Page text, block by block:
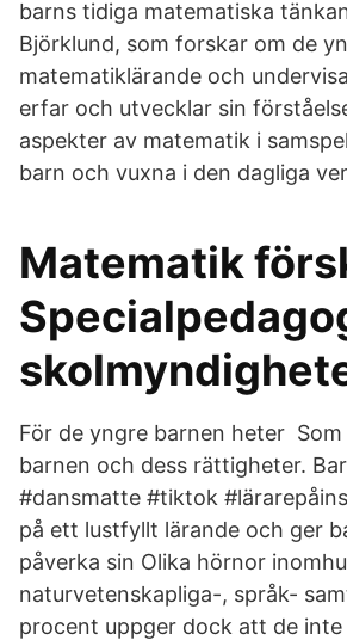
barns tidiga matematiska
Björklund, som forskar om de
matematiklärande och
erfar och utvecklar sin
aspekter av matematik i
barn och vuxna i den dagliga
Matematik
För de yngre barnen heter
barnen och dess rättigheter.
#dansmatte #tiktok
på ett lustfyllt lärande och ger
påverka sin Olika hörnor
naturvetenskapliga-, språk-
procent uppger dock att de